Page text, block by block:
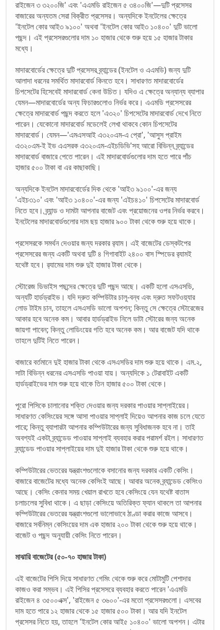
রাইজেন ৩ ৩২০০জি' এবং 'এএমডি রাইজেন ৫ ৩৪০০জি'—দুটি প্রসেসর
বাজারের অন্যতম সেরা বিক্রীত প্রসেসর। অন্যদিকে ইনটেলের ক্ষেত্রে
'ইনটেল কোর আই৩ ৯১০০' অথবা 'ইনটেল কোর আই৩ ১০৪০০' দুটি ভালো
পছন্দ। এই প্রসেসরগুলোর দাম ১০ হাজার থেকে শুরু হয়ে ১৫ হাজার টাকার
মধ্যে।
মাদারবোর্ডের ক্ষেত্রে দুটি প্রসেসর ব্র্যান্ডের (ইনটেল ও এএমডি) জন্য দুটি
আলাদা ধরনের সমর্থিত মাদারবোর্ড কিনতে হবে। সাধারণত মাদারবোর্ডের
চিপসেটের হিসেবেই মাদারবোর্ড কেনা উচিত। যদিও এ ক্ষেত্রে অন্যান্য ব্যাপার
যেমন—মাদারবোর্ডের অন্য ফিচারগুলোও নির্ভর করে। এএমডি প্রসেসরের
ক্ষেত্রে মাদারবোর্ড পছন্দ করতে হলে 'এ৩২০' চিপসেটের মাদারবোর্ড দেখে নিতে
পারেন। যেকোনো মাদারবোর্ড মডেলেই লেখা থাকবে কোন চিপসেটের
মাদারবোর্ড। যেমন—'এমএসআই এ৩২০এম-এ প্রো', 'আসুস প্রাইম
এ৩২০এম-ই ইভ এএসরক এ৩২০এম-এইচডিভি'সহ আরো বিভিন্ন ব্র্যান্ডের
মাদারবোর্ড বাজারে পেতে পারেন। এই মাদারবোর্ডগুলোর দাম হতে পারে পাঁচ
হাজার ৫০০ টাকা বা এর কাছাকাছি।
অন্যদিকে ইনটেল মাদারবোর্ডের দিক থেকে 'আই৩ ৯১০০'-এর জন্য
'এইচ৩১০' এবং 'আই৩ ১০৪০০'-এর জন্য 'এইচ৪১০' চিপসেটের মাদারবোর্ড
নিতে হবে। ব্র্যান্ড ও দামটা আপনার বাজেট এবং প্রয়োজনের ওপর নির্ভর করবে।
ইনটেলের মাদারবোর্ডগুলোর দাম ছয় হাজার ৯০০ টাকা থেকে শুরু হয়ে থাকে।
প্রসেসরকে সমর্থন দেওয়ার জন্য দরকার র‌্যাম। এই বাজেটের ডেস্কটপের
প্রসেসরের জন্য একটি অথবা দুটি ৪ গিগাবাইট ২৪০০ বাস স্পিডের র‌্যামই
যথেষ্ট হবে। র‌্যামের দাম শুরু দুই হাজার টাকা থেকে।
স্টোরেজ ডিভাইস পছন্দের ক্ষেত্রে দুটি পছন্দ আছে। একটি হলো এসএসডি,
অন্যটি হার্ডড্রাইভ। যদি দ্রুত কম্পিউটার চালু-বন্ধ এবং দ্রুত সফটওয়্যার
লোড টাইম চান, তাহলে এসএসডি ভালো অপশন; কিন্তু সে ক্ষেত্রে স্টোরেজের
আকার হবে অনেক কম। আবার হার্ডড্রাইভ নিলে ডাটা স্টোরের জন্য অনেক
জায়গা পাবেন; কিন্তু লোডিংয়ের গতি হবে অনেক কম। আর বাজেট যদি থাকে
তাহলে দুটিই নিতে পারেন।
বাজারে বর্তমানে দুই হাজার টাকা থেকে এসএসডির দাম শুরু হয়ে থাকে। এম.২,
সাটা বিভিন্ন ধরনের এসএসডি পাওয়া যায়। অন্যদিকে ১ টেরাবাইট একটি
হার্ডড্রাইভের দাম শুরু হয়ে থাকে তিন হাজার ৫০০ টাকা থেকে।
পুরো পিসিকে চালানোর শক্তি দেওয়ার জন্য দরকার পাওয়ার সাপ্লাইয়ের।
সাধারণত কেসিংয়ের সঙ্গে আসা পাওয়ার সাপ্লাই দিয়েও আপনার কাজ চলে যেতে
পারে; কিন্তু ব্যাপারটা আপনার কম্পিউটারের জন্য সুবিধাজনক হবে না। তাই
অবশ্যই একটা ব্র্যান্ডেড পাওয়ার সাপ্লাই ব্যবহার করার পরামর্শ রইল। সাধারণত
ব্র্যান্ডেড পাওয়ার সাপ্লাইয়ের দাম দুই হাজার টাকা থেকে শুরু হয়ে থাকে।
কম্পিউটারের ভেতরের যন্ত্রাংশগুলোকে বসানোর জন্য দরকার একটি কেসিং।
বাজারে বাজেটের মধ্যে অনেক কেসিংই আছে। আবার অনেক ব্র্যান্ডেড কেসিংও
আছে। কেসিং কেনার সময় খেয়াল রাখতে হবে কেসিংয়ে যেন যথেষ্ট বাতাস
চলাচলের সুবিধা থাকে। এ ছাড়া কেসিংয়ে অতিরিক্ত ফ্যান থাকলে তা আপনার
কম্পিউটারের ভেতরের যন্ত্রাংশগুলো ভালোভাবে ঠাণ্ডা করার কাজে আসবে।
বাজারে সর্বনিম্ন কেসিংয়ের দাম এক হাজার ২০০ টাকা থেকে শুরু হয়ে থাকে।
বাজেট ও পছন্দ অনুযায়ী কেসিং নিতে পারেন।
মাঝারি বাজেটের (৫০-৭০ হাজার টাকা)
এই বাজেটের পিসি দিয়ে সাধারণত গেমিং থেকে শুরু করে মোটামুটি পেশাদার
কাজও করা সম্ভব। এই পিসির প্রসেসরে ব্যবহার করতে পারেন 'এএমডি
রাইজেন ৪ ৩৫০০এক্স', 'রাইজেন ৫ ৩৬০০'-এর মতো প্রসেসরগুলো। এসবের
দাম হতে পারে ১২ হাজার থেকে ১৫ হাজার ৫০০ টাকা। আর যদি ইনটেল
প্রসেসর নিতে হয়, তাহলে 'ইনটেল কোর আই৫ ১০৪০০' ভালো অপশন। এটার